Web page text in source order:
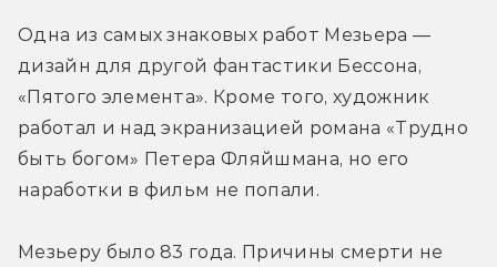
Одна из самых знаковых работ Мезьера —
дизайн для другой фантастики Бессона,
«Пятого элемента». Кроме того, художник
работал и над экранизацией романа «Трудно
быть богом» Петера Фляйшмана, но его
наработки в фильм не попали.
Мезьеру было 83 года. Причины смерти не